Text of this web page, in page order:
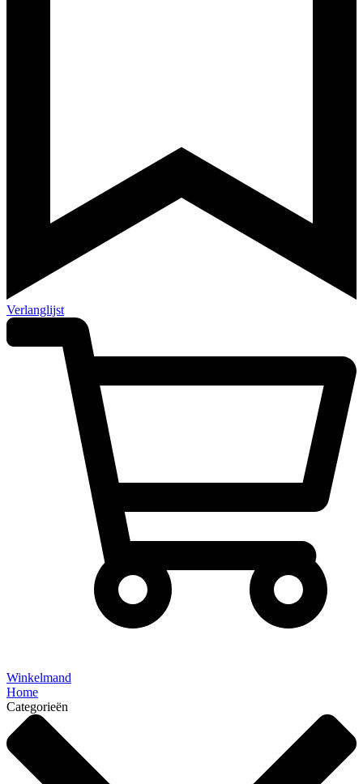
Verlanglijst
Winkelmand
Home
Categorieën